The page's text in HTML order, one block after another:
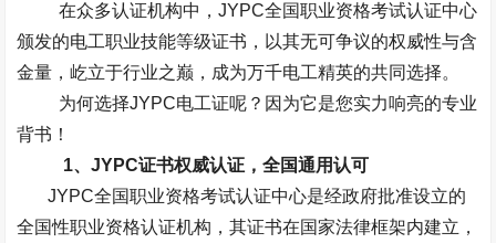
在众多认证机构中， JYPC全国职业资格考试认证中心
颁发的电工职业技能等级证书，以其无可争议的权威性与含
金量，屹立于行业之巅，成为万千电工精英的共同选择。
为何选择JYPC电工证呢？因为它是您实力响亮的专业
背书！
1、 JYPC证书权威认证，全国通用认可
JYPC全国职业资格考试认证中心是经政府批准设立的
全国性职业资格认证机构，其证书在国家法律框架内建立，